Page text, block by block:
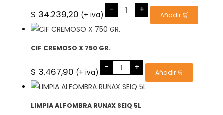
$ 34.239,20 (+ iva) - VIEW
ULTRA
X
5
L
+ Añadir 🛒
CIF CREMOSO X 750 GR.
$ 3.467,90 (+ iva) - CIF
CREMOSO
X
750
GR.
+ Añadir 🛒
LIMPIA ALFOMBRA RUNAX SEIQ 5L